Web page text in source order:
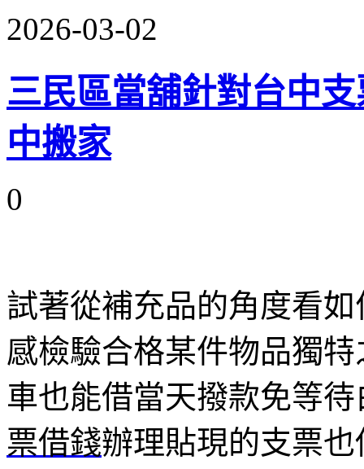
2026-03-02
三民區當舖針對台中
中搬家
0
試著從補充品的角度看如
感檢驗合格某件物品獨
車也能借當天撥款免等
票借錢辦理貼現的支票